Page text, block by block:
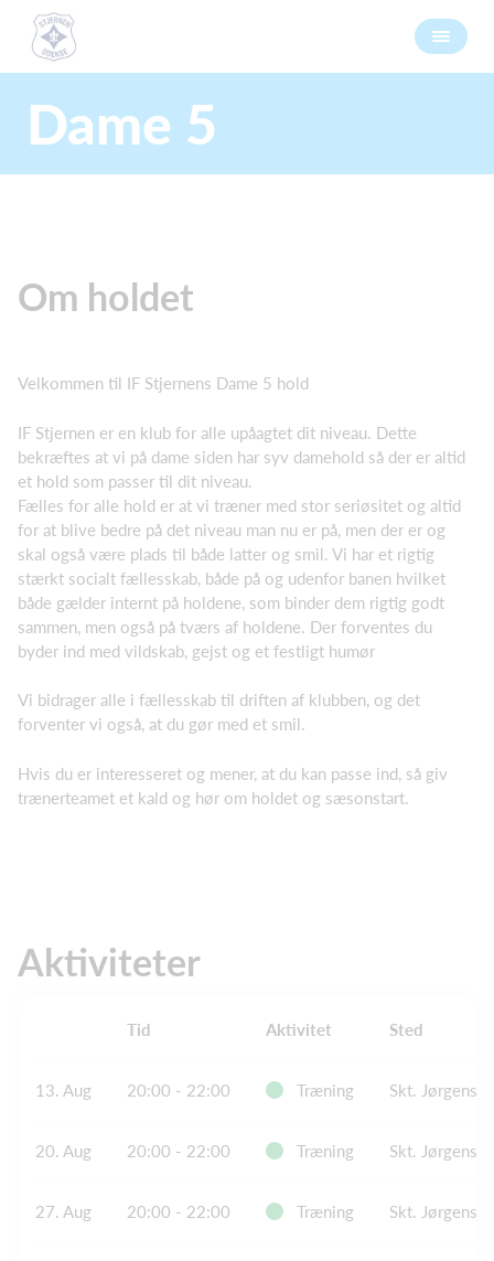
Dame 5
Om holdet
Velkommen til IF Stjernens Dame 5 hold
IF Stjernen er en klub for alle upåagtet dit niveau. Dette
bekræftes at vi på dame siden har syv damehold så der er altid
et hold som passer til dit niveau.
Fælles for alle hold er at vi træner med stor seriøsitet og altid
for at blive bedre på det niveau man nu er på, men der er og
skal også være plads til både latter og smil. Vi har et rigtig
stærkt socialt fællesskab, både på og udenfor banen hvilket
både gælder internt på holdene, som binder dem rigtig godt
sammen, men også på tværs af holdene. Der forventes du
byder ind med vildskab, gejst og et festligt humør
Vi bidrager alle i fællesskab til driften af klubben, og det
forventer vi også, at du gør med et smil.
Hvis du er interesseret og mener, at du kan passe ind, så giv
trænerteamet et kald og hør om holdet og sæsonstart.
Aktiviteter
Tid Aktivitet Sted
13. Aug 20:00 - 22:00 Træning Skt. Jørgens
20. Aug 20:00 - 22:00 Træning Skt. Jørgens
27. Aug 20:00 - 22:00 Træning Skt. Jørgens